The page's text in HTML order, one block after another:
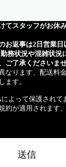
てスタッフがお休
お返事は2日営業日
務状況や混雑状況
ご了承くださいませ
なります、配送料
ます。
よって保護されて
約が適用されます。